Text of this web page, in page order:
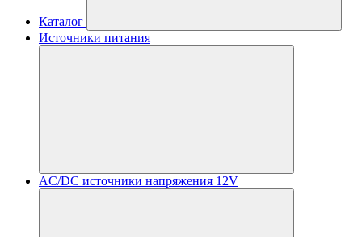
Каталог
Источники питания
AC/DC источники напряжения 12V